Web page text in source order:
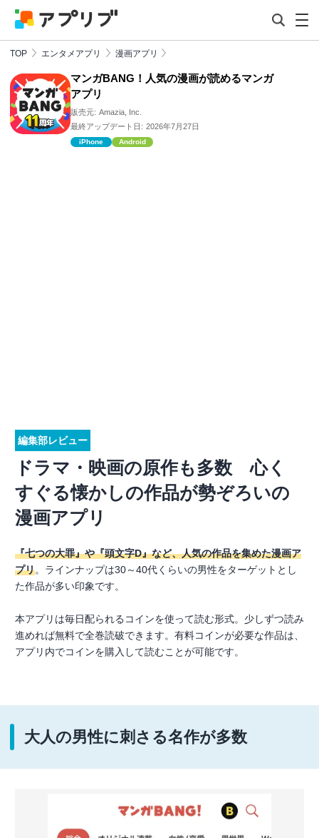
TOP エンタメアプリ 漫画アプリ
マンガBANG！人気の漫画が読めるマンガ
アプリ
販売元: Amazia, Inc.
最終アップデート日: 2026年7月27日
iPhone Android
編集部レビュー
ドラマ・映画の原作も多数 心く
すぐる懐かしの作品が勢ぞろいの
漫画アプリ
『七つの大罪』や『頭文字D』など、人気の作品を集めた漫画ア
プリ。ラインナップは30～40代くらいの男性をターゲットとし
た作品が多い印象です。
本アプリは毎日配られるコインを使って読む形式。少しずつ読み
進めれば無料で全巻読破できます。有料コインが必要な作品は、
アプリ内でコインを購入して読むことが可能です。
大人の男性に刺さる名作が多数